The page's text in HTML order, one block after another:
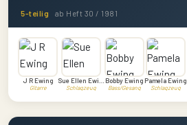
5-teilig ab Heft 30 / 1981
J R Ewing
Gitarre Schlagzeug
Bobby Ewing
Bass/Gesang
Pamela Ewing
Schlagzeug